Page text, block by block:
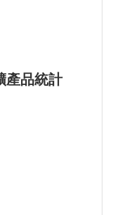
產品統計